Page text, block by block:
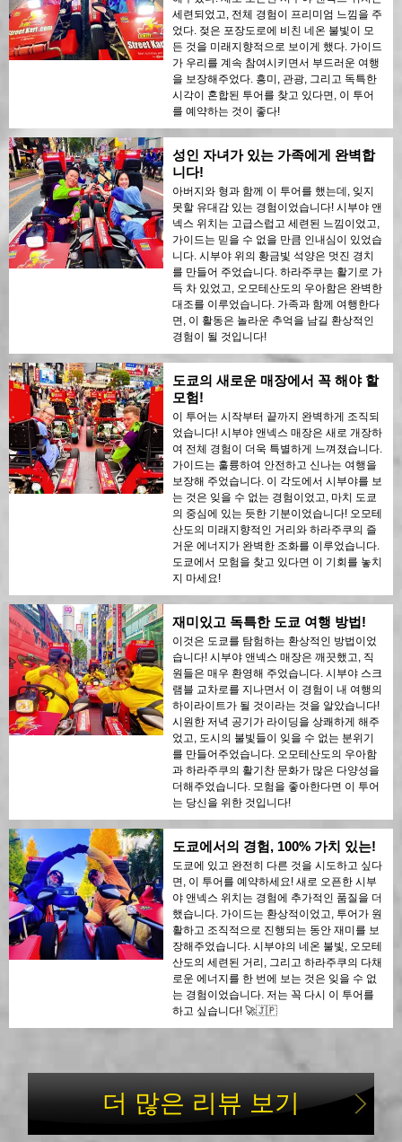
세련되었고, 전체 경험이 프리미엄 느낌을 주
었다. 젖은 포장도로에 비친 네온 불빛이 모
든 것을 미래지향적으로 보이게 했다. 가이드
가 우리를 계속 참여시키면서 부드러운 여행
을 보장해주었다. 흥미, 관광, 그리고 독특한
시각이 혼합된 투어를 찾고 있다면, 이 투어
를 예약하는 것이 좋다!
성인 자녀가 있는 가족에게 완벽합
니다!
아버지와 형과 함께 이 투어를 했는데, 잊지
못할 유대감 있는 경험이었습니다! 시부야 앤
넥스 위치는 고급스럽고 세련된 느낌이었고,
가이드는 믿을 수 없을 만큼 인내심이 있었습
니다. 시부야 위의 황금빛 석양은 멋진 경치
를 만들어 주었습니다. 하라주쿠는 활기로 가
득 차 있었고, 오모테산도의 우아함은 완벽한
대조를 이루었습니다. 가족과 함께 여행한다
면, 이 활동은 놀라운 추억을 남길 환상적인
경험이 될 것입니다!
도쿄의 새로운 매장에서 꼭 해야 할
모험!
이 투어는 시작부터 끝까지 완벽하게 조직되
었습니다! 시부야 앤넥스 매장은 새로 개장하
여 전체 경험이 더욱 특별하게 느껴졌습니다.
가이드는 훌륭하여 안전하고 신나는 여행을
보장해 주었습니다. 이 각도에서 시부야를 보
는 것은 잊을 수 없는 경험이었고, 마치 도쿄
의 중심에 있는 듯한 기분이었습니다! 오모테
산도의 미래지향적인 거리와 하라주쿠의 즐
거운 에너지가 완벽한 조화를 이루었습니다.
도쿄에서 모험을 찾고 있다면 이 기회를 놓치
지 마세요!
재미있고 독특한 도쿄 여행 방법!
이것은 도쿄를 탐험하는 환상적인 방법이었
습니다! 시부야 앤넥스 매장은 깨끗했고, 직
원들은 매우 환영해 주었습니다. 시부야 스크
램블 교차로를 지나면서 이 경험이 내 여행의
하이라이트가 될 것이라는 것을 알았습니다!
시원한 저녁 공기가 라이딩을 상쾌하게 해주
었고, 도시의 불빛들이 잊을 수 없는 분위기
를 만들어주었습니다. 오모테산도의 우아함
과 하라주쿠의 활기찬 문화가 많은 다양성을
더해주었습니다. 모험을 좋아한다면 이 투어
는 당신을 위한 것입니다!
도쿄에서의 경험, 100% 가치 있는!
도쿄에 있고 완전히 다른 것을 시도하고 싶다
면, 이 투어를 예약하세요! 새로 오픈한 시부
야 앤넥스 위치는 경험에 추가적인 품질을 더
했습니다. 가이드는 환상적이었고, 투어가 원
활하고 조직적으로 진행되는 동안 재미를 보
장해주었습니다. 시부야의 네온 불빛, 오모테
산도의 세련된 거리, 그리고 하라주쿠의 다채
로운 에너지를 한 번에 보는 것은 잊을 수 없
는 경험이었습니다. 저는 꼭 다시 이 투어를
하고 싶습니다! 🚀🇯🇵
더 많은 리뷰 보기